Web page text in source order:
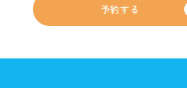
予約する